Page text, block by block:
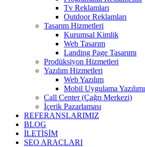
Tv Reklamları
Outdoor Reklamları
Tasarım Hizmetleri
Kurumsal Kimlik
Web Tasarım
Landing Page Tasarımı
Prodüksiyon Hizmetleri
Yazılım Hizmetleri
Web Yazılım
Mobil Uygulama Yazılımı
Call Center (Çağrı Merkezi)
İçerik Pazarlaması
REFERANSLARIMIZ
BLOG
İLETİŞİM
SEO ARAÇLARI